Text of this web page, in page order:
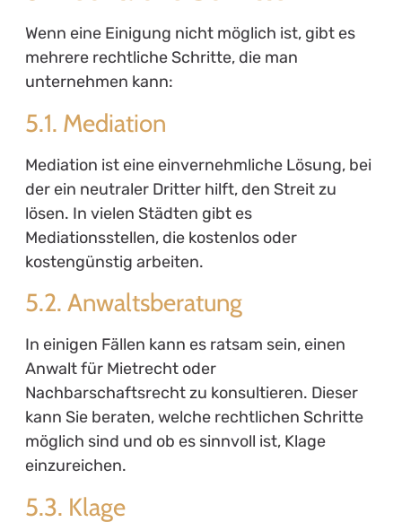
Wenn eine Einigung nicht möglich ist, gibt es
mehrere rechtliche Schritte, die man
unternehmen kann:
5.1. Mediation
Mediation ist eine einvernehmliche Lösung, bei
der ein neutraler Dritter hilft, den Streit zu
lösen. In vielen Städten gibt es
Mediationsstellen, die kostenlos oder
kostengünstig arbeiten.
5.2. Anwaltsberatung
In einigen Fällen kann es ratsam sein, einen
Anwalt für Mietrecht oder
Nachbarschaftsrecht zu konsultieren. Dieser
kann Sie beraten, welche rechtlichen Schritte
möglich sind und ob es sinnvoll ist, Klage
einzureichen.
5.3. Klage